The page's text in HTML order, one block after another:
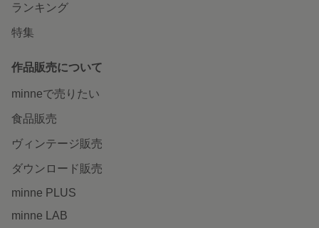
ランキング
特集
作品販売について
minneで売りたい
食品販売
ヴィンテージ販売
ダウンロード販売
minne PLUS
minne LAB